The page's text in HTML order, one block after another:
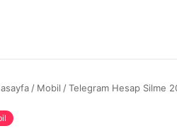
/ Mobil /Telegram Hesap Silme